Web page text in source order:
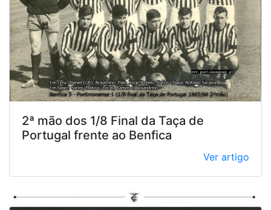
2ª mão dos 1/8 Final da Taça de
Portugal frente ao Benfica
Ver artigo